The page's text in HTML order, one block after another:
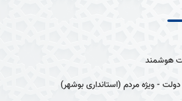
هوشمند
- ویژه مردم (استانداری بوشهر)